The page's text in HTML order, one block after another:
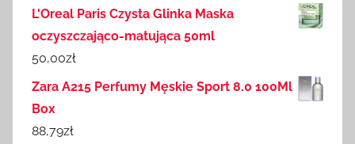
L'Oreal Paris Czysta Glinka Maska
oczyszczająco-matująca 50ml
50,00zł
Zara A215 Perfumy Męskie Sport 8.0 100Ml
Box
88,79zł